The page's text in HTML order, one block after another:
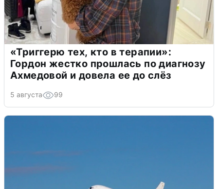
«Триггерю тех, кто в терапии»:
Гордон жестко прошлась по диагнозу
Ахмедовой и довела ее до слёз
5 августа 99